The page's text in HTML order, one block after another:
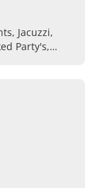
Jacuzzi,
Party's,